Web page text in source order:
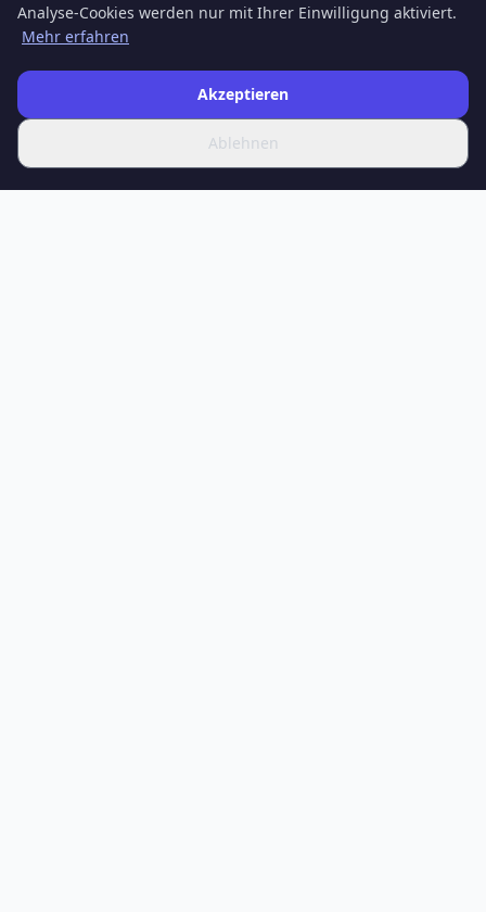
Analyse-Cookies werden nur mit Ihrer Einwilligung aktiviert.
Mehr erfahren
Ablehnen
Akzeptieren